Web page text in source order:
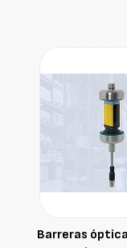
Barreras